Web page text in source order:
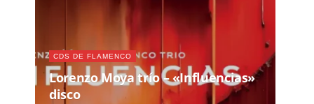
CDS DE FLAMENCO
Lorenzo Moya trío – «Influencias»
disco